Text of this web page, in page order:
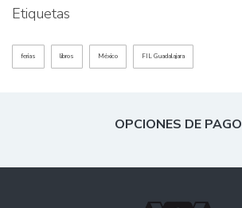
Etiquetas
ferias libros México FIL Guadalajara
OPCIONES DE PAGO